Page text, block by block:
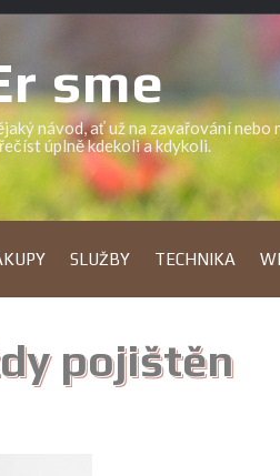
sme
návod, ať už na zavařování
úplně kdekoli a kdykoli.
SLUŽBY TECHNIKA
pojištěn